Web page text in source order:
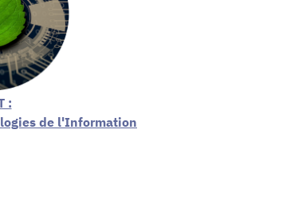
:
de l'Information